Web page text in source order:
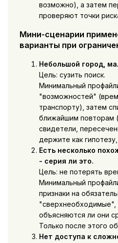
возможно), а затем
проверяют точки
Мини-сценарии
варианты при
Небольшой город,
Цель: сузить поиск.
Минимальный
"возможностей"
транспорту), затем
ближайшим повторам
свидетели,
держите как
Есть несколько
- серия ли это.
Цель: не потерять
Минимальный
признаки на
"сверхнеобходимые",
объясняются ли они
Только после этого
Нет доступа к